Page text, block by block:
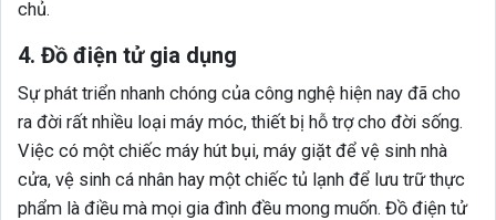
chủ.
4. Đồ điện tử gia dụng
Sự phát triển nhanh chóng của công nghệ hiện nay đã cho
ra đời rất nhiều loại máy móc, thiết bị hỗ trợ cho đời sống.
Việc có một chiếc máy hút bụi, máy giặt để vệ sinh nhà
cửa, vệ sinh cá nhân hay một chiếc tủ lạnh để lưu trữ thực
phẩm là điều mà mọi gia đình đều mong muốn. Đồ điện tử